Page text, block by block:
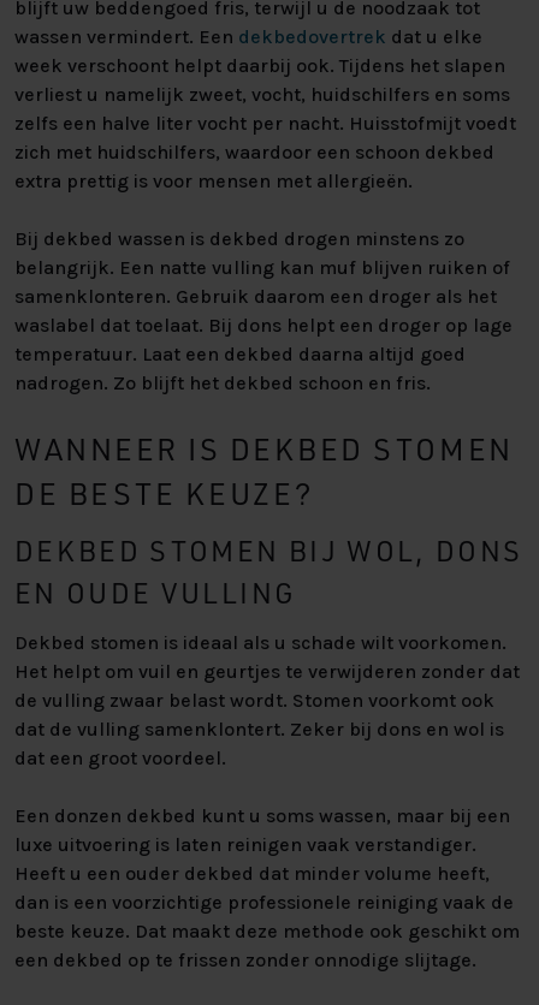
blijft uw beddengoed fris, terwijl u de noodzaak tot
wassen vermindert. Een dekbedovertrek dat u elke
week verschoont helpt daarbij ook. Tijdens het slapen
verliest u namelijk zweet, vocht, huidschilfers en soms
zelfs een halve liter vocht per nacht. Huisstofmijt voedt
zich met huidschilfers, waardoor een schoon dekbed
extra prettig is voor mensen met allergieën.
Bij dekbed wassen is dekbed drogen minstens zo
belangrijk. Een natte vulling kan muf blijven ruiken of
samenklonteren. Gebruik daarom een droger als het
waslabel dat toelaat. Bij dons helpt een droger op lage
temperatuur. Laat een dekbed daarna altijd goed
nadrogen. Zo blijft het dekbed schoon en fris.
WANNEER IS DEKBED STOMEN
DE BESTE KEUZE?
DEKBED STOMEN BIJ WOL, DONS
EN OUDE VULLING
Dekbed stomen is ideaal als u schade wilt voorkomen.
Het helpt om vuil en geurtjes te verwijderen zonder dat
de vulling zwaar belast wordt. Stomen voorkomt ook
dat de vulling samenklontert. Zeker bij dons en wol is
dat een groot voordeel.
Een donzen dekbed kunt u soms wassen, maar bij een
luxe uitvoering is laten reinigen vaak verstandiger.
Heeft u een ouder dekbed dat minder volume heeft,
dan is een voorzichtige professionele reiniging vaak de
beste keuze. Dat maakt deze methode ook geschikt om
een dekbed op te frissen zonder onnodige slijtage.